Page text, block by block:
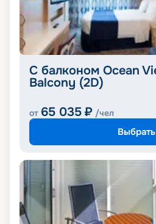
С балконом Ocean
Balcony (2D)
от 65 035 ₽ /чел
Выбрать